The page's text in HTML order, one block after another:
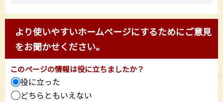
より使いやすいホームページにするためにご意見
をお聞かせください。
このページの情報は役に立ちましたか？
役に立った
どちらともいえない